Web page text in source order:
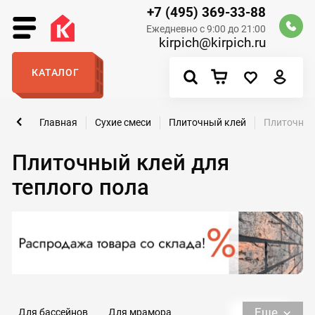
+7 (495) 369-33-88
Ежедневно с 9:00 до 21:00
kirpich@kirpich.ru
КАТАЛОГ
Плиточный клей для
теплого пола
Главная Сухие смеси Плиточный клей
Для бассейнов
Для мрамора